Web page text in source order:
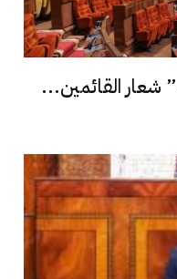
القائمين...